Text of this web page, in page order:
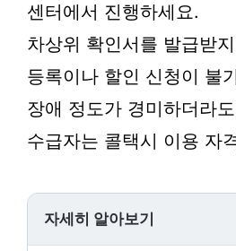
센터에서 진행하세요.
차상위 확인서를 발급받
등록이나 할인 신청이 불
장애 정도가 경미하더라
수급자는 콜택시 이용 자
자세히 알아보기